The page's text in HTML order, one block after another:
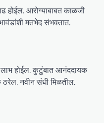
होईल. आरोग्याबाबत काळजी
मतभेद संभवतात.
होईल. कुटुंबात आनंददायक
ठरेल. नवीन संधी मिळतील.